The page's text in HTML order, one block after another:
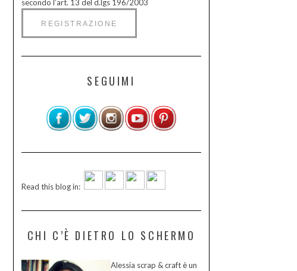
secondo l’art. 13 del d.lgs 196/2003
SEGUIMI
Read this blog in:
CHI C’È DIETRO LO SCHERMO
Alessia scrap & craft è un